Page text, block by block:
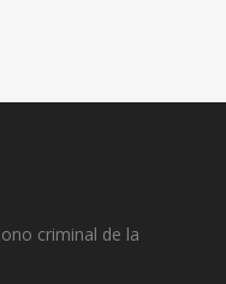
criminal de la